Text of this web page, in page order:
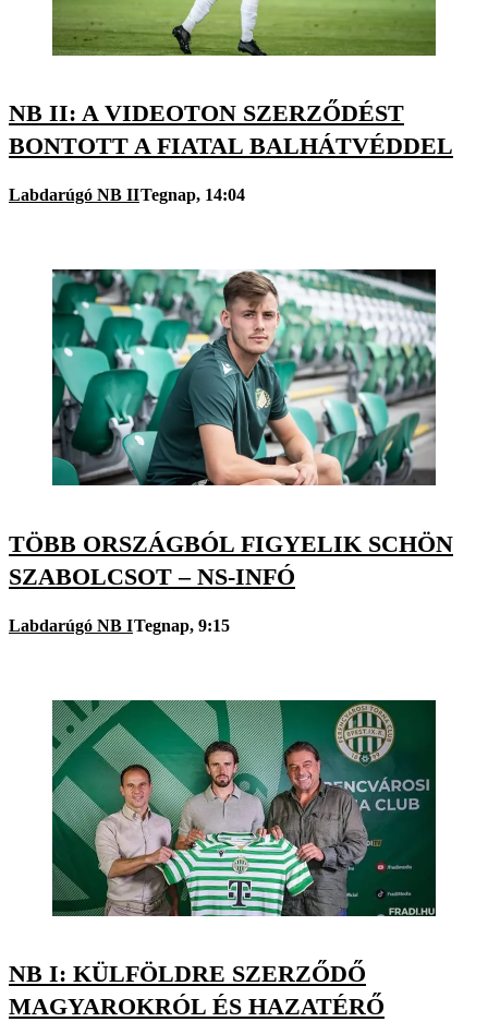
NB II: A VIDEOTON SZERZŐDÉST
BONTOTT A FIATAL BALHÁTVÉDDEL
Labdarúgó NB IITegnap, 14:04
TÖBB ORSZÁGBÓL FIGYELIK SCHÖN
SZABOLCSOT – NS-INFÓ
Labdarúgó NB ITegnap, 9:15
NB I: KÜLFÖLDRE SZERZŐDŐ
MAGYAROKRÓL ÉS HAZATÉRŐ